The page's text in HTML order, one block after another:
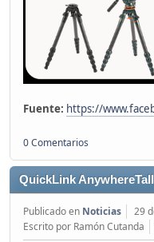
Fuente: https://
0 Comentarios
QuickLink
Publicado en Noticias
29
Escrito por Ramón Cutanda